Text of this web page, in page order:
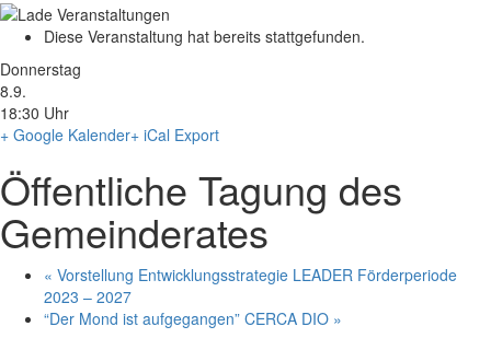
Diese Veranstaltung hat bereits stattgefunden.
Donnerstag
8.9.
18:30 Uhr
+ Google Kalender+ iCal Export
Öffentliche Tagung des
Gemeinderates
« Vorstellung Entwicklungsstrategie LEADER Förderperiode
2023 – 2027
“Der Mond ist aufgegangen” CERCA DIO »